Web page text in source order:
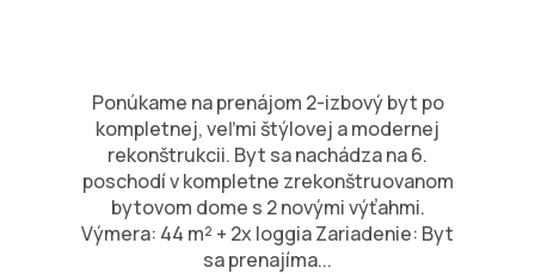
Ponúkame na prenájom 2-izbový byt po
kompletnej, veľmi štýlovej a modernej
rekonštrukcii. Byt sa nachádza na 6.
poschodí v kompletne zrekonštruovanom
bytovom dome s 2 novými výťahmi.
Výmera: 44 m² + 2x loggia Zariadenie: Byt
sa prenajíma...